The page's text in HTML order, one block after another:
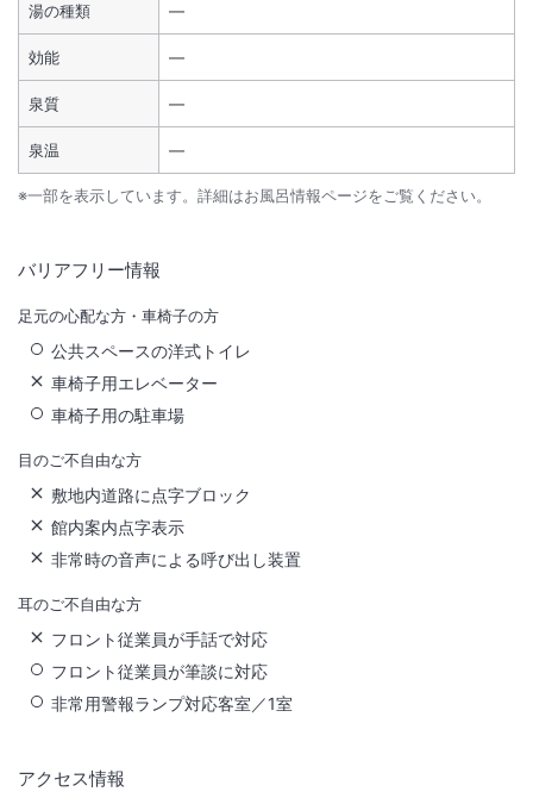
湯の種類 ―
効能 ―
泉質 ―
泉温 ―
※一部を表示しています。詳細はお風呂情報ページをご覧ください。
バリアフリー情報
足元の心配な方・車椅子の方
公共スペースの洋式トイレ
車椅子用エレベーター
車椅子用の駐車場
目のご不自由な方
敷地内道路に点字ブロック
館内案内点字表示
非常時の音声による呼び出し装置
耳のご不自由な方
フロント従業員が手話で対応
フロント従業員が筆談に対応
非常用警報ランプ対応客室／1室
アクセス情報